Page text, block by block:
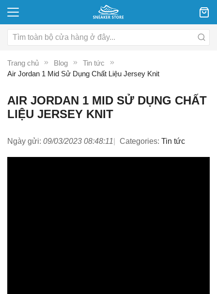
Trang chủ Blog
Tin tức
Air Jordan 1 Mid Sử Dụng Chất Liệu Jersey Knit
AIR JORDAN 1 MID SỬ DỤNG CHẤT
LIỆU JERSEY KNIT
Ngày gửi: 09/03/2023 08:48:11 Categories: Tin tức